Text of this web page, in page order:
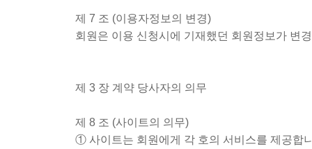
제 7 조 (이용자정보의 변경)
회원은 이용 신청시에 기재했던 회원정보가 변
제 3 장 계약 당사자의 의무
제 8 조 (사이트의 의무)
① 사이트는 회원에게 각 호의 서비스를 제공합